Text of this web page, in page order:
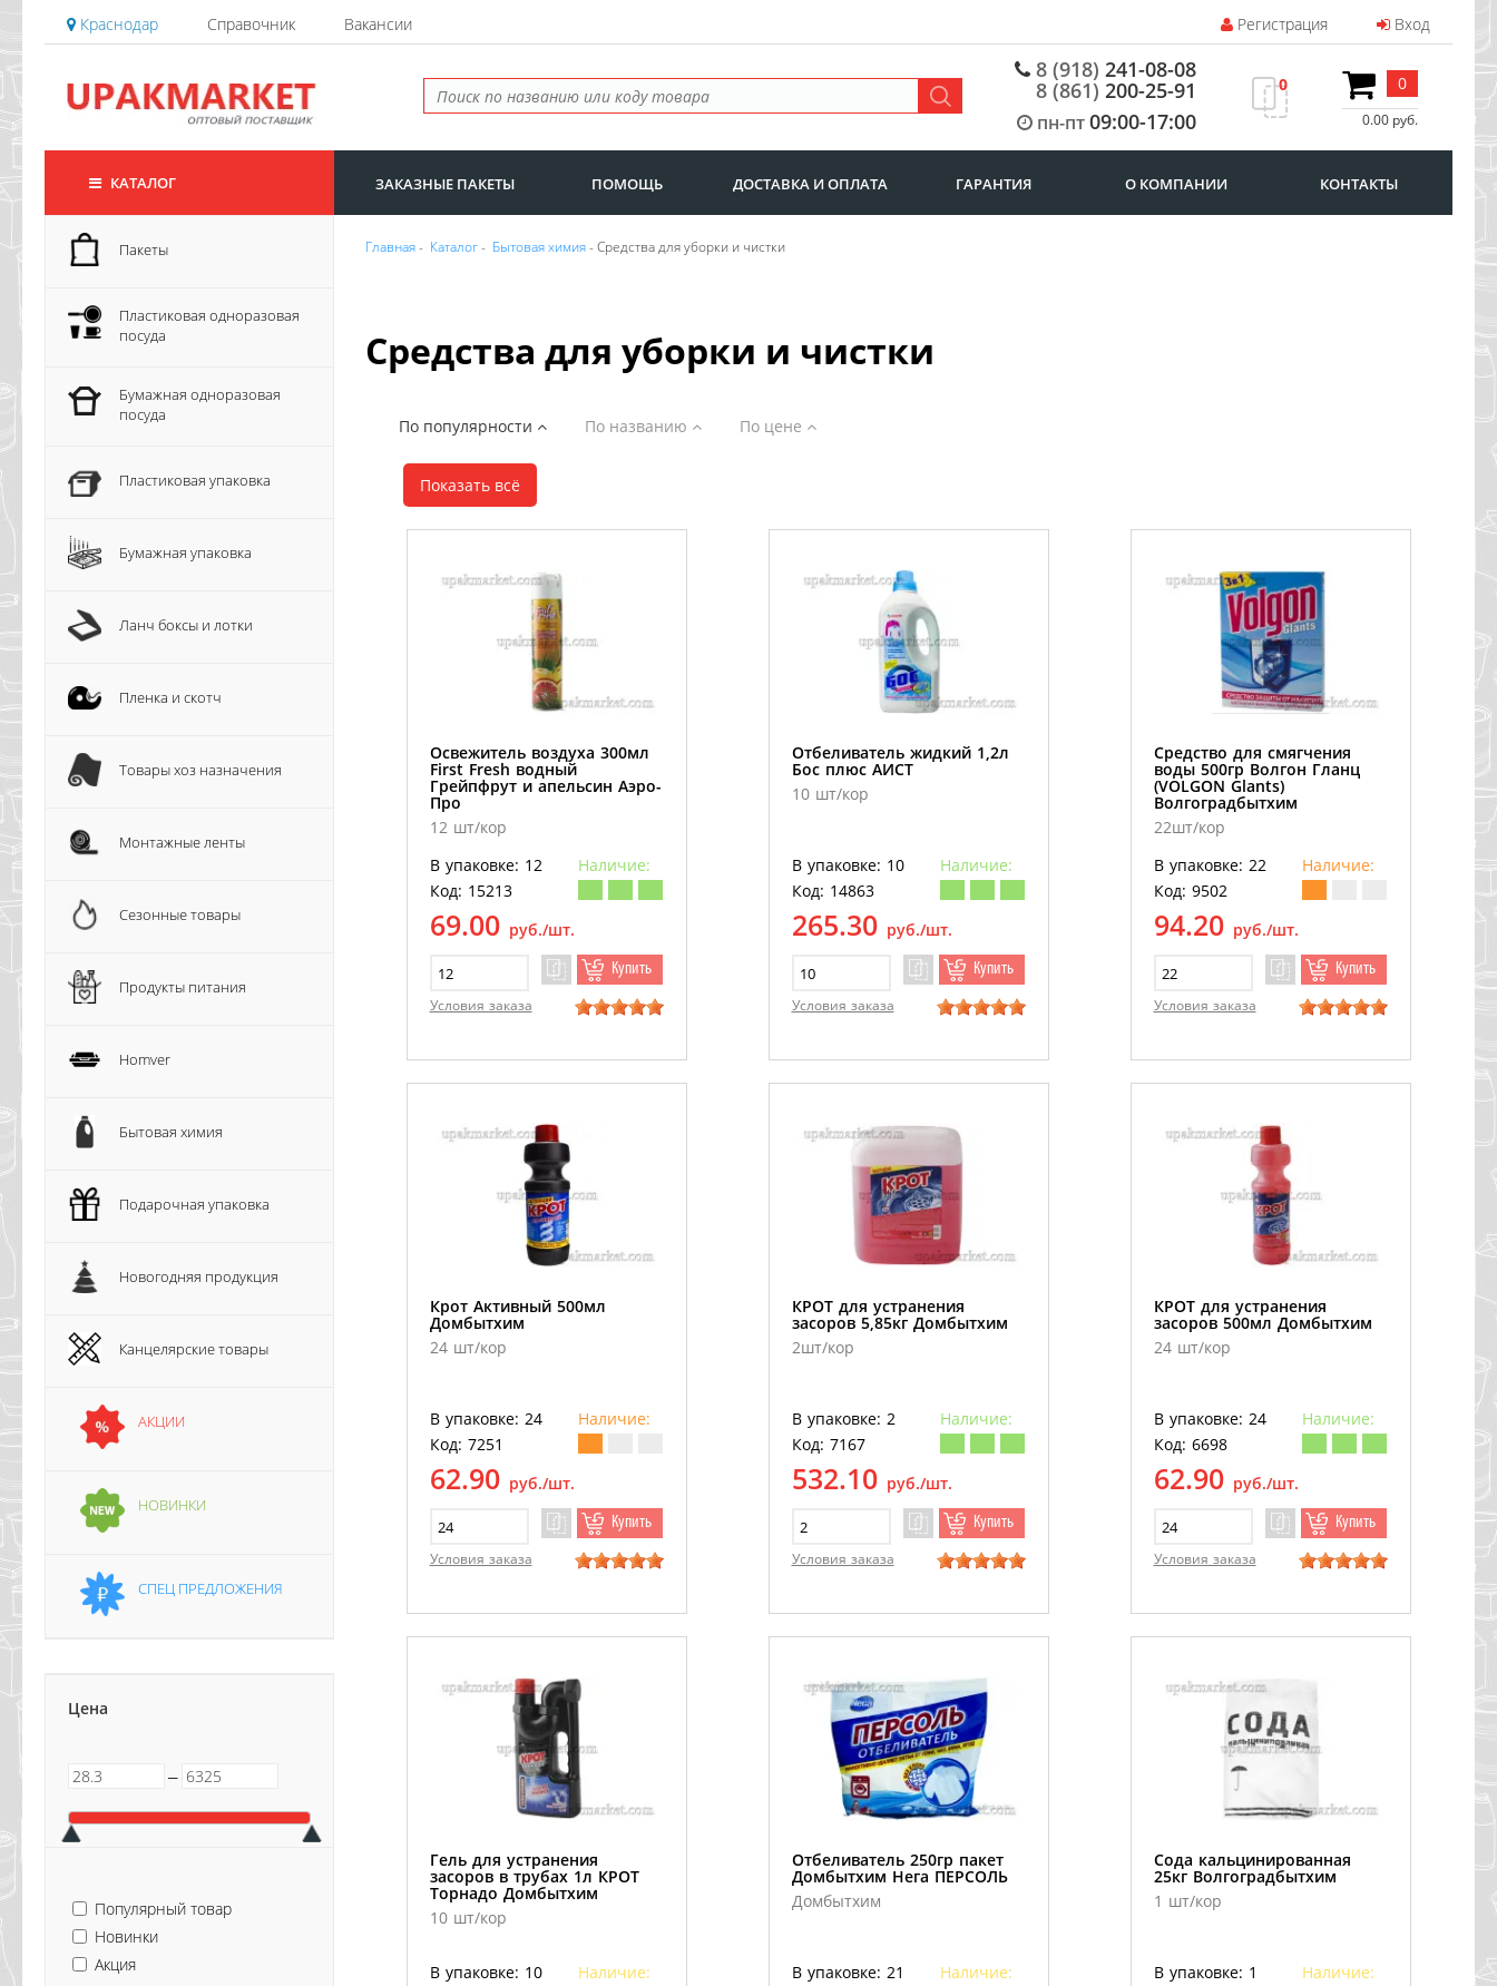
Краснодар Справочник Вакансии Регистрация Вход
8 (918) 241-08-08
8 (861) 200-25-91
пн-пт09:00-17:00
0 0
0.00 руб.
КАТАЛОГ ЗАКАЗНЫЕ ПАКЕТЫ ПОМОЩЬ ДОСТАВКА И ОПЛАТА ГАРАНТИЯ О КОМПАНИИ КОНТАКТЫ
Пакеты
Пластиковая одноразовая
посуда
Бумажная одноразовая
посуда
Пластиковая упаковка
Бумажная упаковка
Ланч боксы и лотки
Пленка и скотч
Товары хоз назначения
Монтажные ленты
Сезонные товары
Продукты питания
Homver
Бытовая химия
Подарочная упаковка
Новогодняя продукция
Канцелярские товары
АКЦИИ
НОВИНКИ
СПЕЦ ПРЕДЛОЖЕНИЯ
Цена
─
Популярный товар
Новинки
Акция
Главная- Каталог- Бытовая химия- Средства для уборки и чистки
Средства для уборки и чистки
По популярности По названию По цене
Показать всё
Освежитель воздуха 300мл
First Fresh водный
Грейпфрут и апельсин Аэро-
Про
12 шт/кор
В упаковке: 12
Наличие:
Код: 15213
69.00 руб./шт.
Купить
Условия заказа
Отбеливатель жидкий 1,2л
Бос плюс АИСТ
10 шт/кор
В упаковке: 10
Наличие:
Код: 14863
265.30 руб./шт.
Купить
Условия заказа
Средство для смягчения
воды 500гр Волгон Гланц
(VOLGON Glants)
Волгоградбытхим
22шт/кор
В упаковке: 22
Наличие:
Код: 9502
94.20 руб./шт.
Купить
Условия заказа
Крот Активный 500мл
Домбытхим
24 шт/кор
В упаковке: 24
Наличие:
Код: 7251
62.90 руб./шт.
Купить
Условия заказа
КРОТ для устранения
засоров 5,85кг Домбытхим
2шт/кор
В упаковке: 2
Наличие:
Код: 7167
532.10 руб./шт.
Купить
Условия заказа
КРОТ для устранения
засоров 500мл Домбытхим
24 шт/кор
В упаковке: 24
Наличие:
Код: 6698
62.90 руб./шт.
Купить
Условия заказа
Гель для устранения
засоров в трубах 1л КРОТ
Торнадо Домбытхим
10 шт/кор
В упаковке: 10
Наличие:
Отбеливатель 250гр пакет
Домбытхим Нега ПЕРСОЛЬ
Домбытхим
В упаковке: 21
Наличие:
Сода кальцинированная
25кг Волгоградбытхим
1 шт/кор
В упаковке: 1
Наличие: